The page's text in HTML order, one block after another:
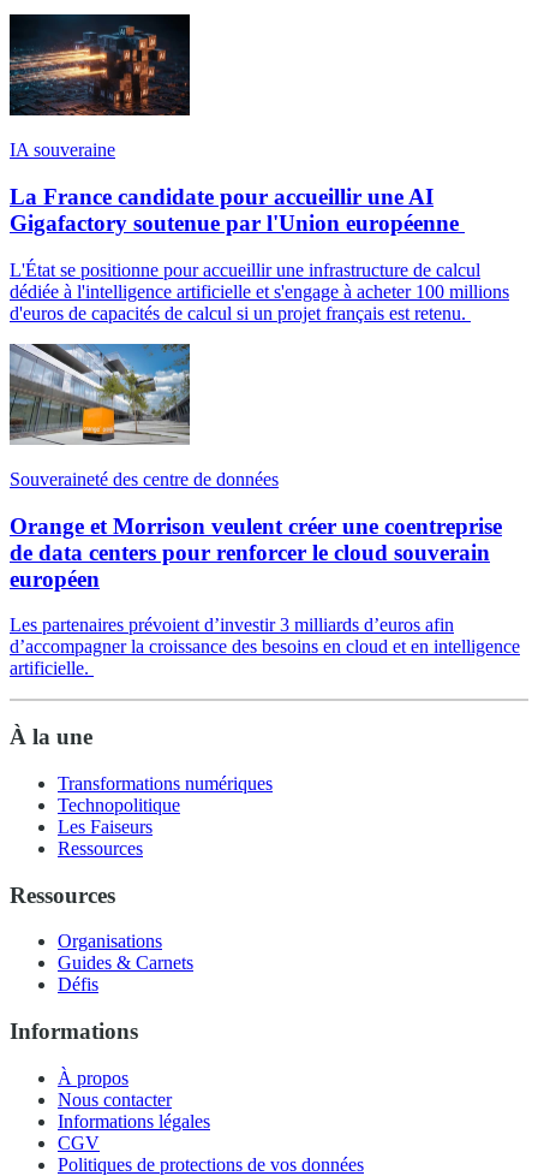
IA souveraine
La France candidate pour accueillir une AI
Gigafactory soutenue par l'Union européenne
L'État se positionne pour accueillir une infrastructure de calcul
dédiée à l'intelligence artificielle et s'engage à acheter 100 millions
d'euros de capacités de calcul si un projet français est retenu.
Souveraineté des centre de données
Orange et Morrison veulent créer une coentreprise
de data centers pour renforcer le cloud souverain
européen
Les partenaires prévoient d’investir 3 milliards d’euros afin
d’accompagner la croissance des besoins en cloud et en intelligence
artificielle.
À la une
Transformations numériques
Technopolitique
Les Faiseurs
Ressources
Ressources
Organisations
Guides & Carnets
Défis
Informations
À propos
Nous contacter
Informations légales
CGV
Politiques de protections de vos données